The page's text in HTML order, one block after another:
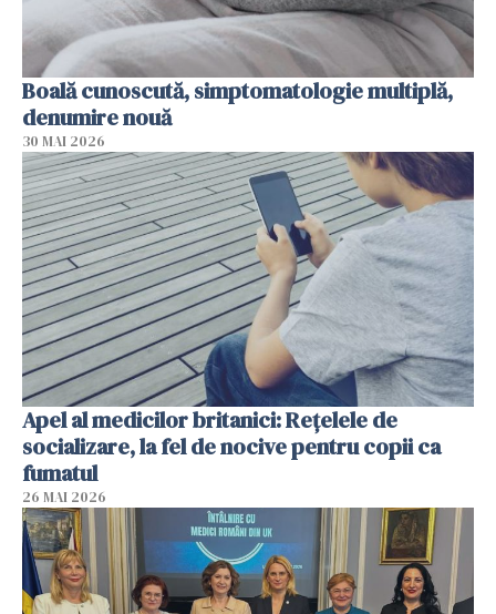
Boală cunoscută, simptomatologie multiplă,
denumire nouă
30 MAI 2026
Apel al medicilor britanici: Reţelele de
socializare, la fel de nocive pentru copii ca
fumatul
26 MAI 2026